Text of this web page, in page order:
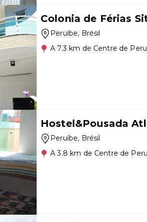
Colonia de Férias
Peruíbe, Brésil
A 7.3 km de Centre de
Hostel&Pousada
Peruíbe, Brésil
A 3.8 km de Centre de